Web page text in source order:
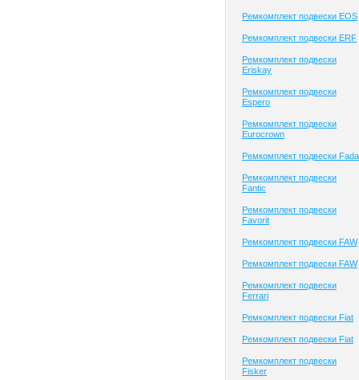
Ремкомплект подвески EOS
Ремкомплект подвески ERF
Ремкомплект подвески
Eriskay
Ремкомплект подвески
Espero
Ремкомплект подвески
Eurocrown
Ремкомплект подвески Fada
Ремкомплект подвески
Fantic
Ремкомплект подвески
Favorit
Ремкомплект подвески FAW
Ремкомплект подвески FAW
Ремкомплект подвески
Ferrari
Ремкомплект подвески Fiat
Ремкомплект подвески Fiat
Ремкомплект подвески
Fisker